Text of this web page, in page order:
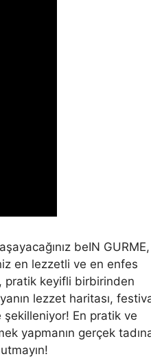
beIN GURME,
en lezzetli ve en enfes
pratik keyifli birbirinden
lezzet haritası,
En pratik ve
yapmanın gerçek